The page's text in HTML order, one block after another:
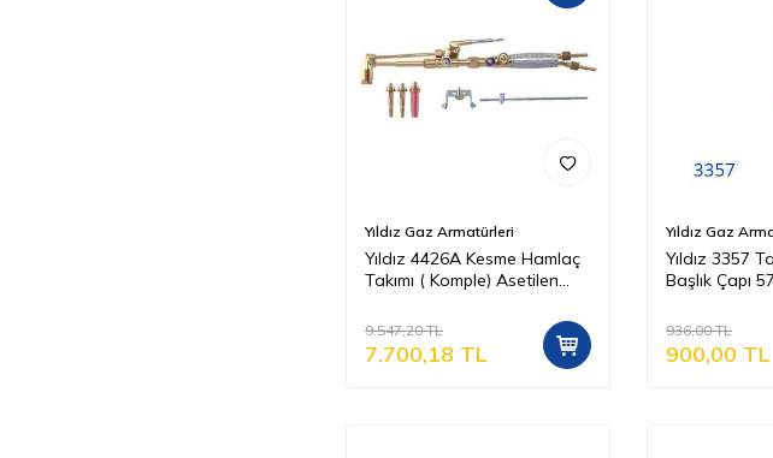
Yıldız Gaz Armatürleri
Yıldız 4426A Kesme Hamlaç
Takımı ( Komple) Asetilen
9.547,20TL
7.700,18 TL
Yıldız Gaz
Yıldız 3357
Başlık Çapı
936,00TL
900,00 TL